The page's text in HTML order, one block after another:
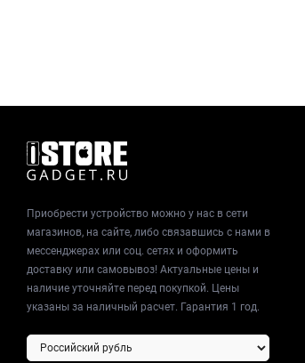
Приобрести устройство можно у нас в сети
магазинов, на сайте, либо связавшись с нами в
мессенджерах или соц. сетях и оформить
доставку или самовывоз! Актуальные цены и
наличие уточняйте перед покупкой. Цены
указаны за наличный расчет. Гарантия 1 год.